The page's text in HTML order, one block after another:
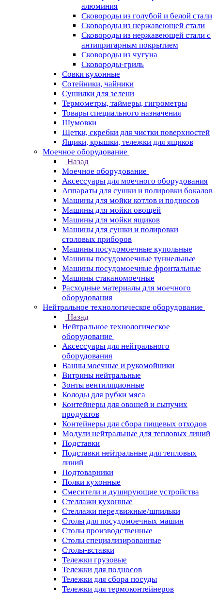
алюминия
Сковороды из голубой и белой стали
Сковороды из нержавеющей стали
Сковороды из нержавеющей стали с
антипригарным покрытием
Сковороды из чугуна
Сковороды-гриль
Совки кухонные
Сотейники, чайники
Сушилки для зелени
Термометры, таймеры, гигрометры
Товары специального назначения
Шумовки
Щетки, скребки для чистки поверхностей
Ящики, крышки, тележки для ящиков
Моечное оборудование
Назад
Моечное оборудование
Аксессуары для моечного оборудования
Аппараты для сушки и полировки бокалов
Машины для мойки котлов и подносов
Машины для мойки овощей
Машины для мойки ящиков
Машины для сушки и полировки
столовых приборов
Машины посудомоечные купольные
Машины посудомоечные туннельные
Машины посудомоечные фронтальные
Машины стаканомоечные
Расходные материалы для моечного
оборудования
Нейтральное технологическое оборудование
Назад
Нейтральное технологическое
оборудование
Аксессуары для нейтрального
оборудования
Ванны моечные и рукомойники
Витрины нейтральные
Зонты вентиляционные
Колоды для рубки мяса
Контейнеры для овощей и сыпучих
продуктов
Контейнеры для сбора пищевых отходов
Модули нейтральные для тепловых линий
Подставки
Подставки нейтральные для тепловых
линий
Подтоварники
Полки кухонные
Смесители и душирующие устройства
Стеллажи кухонные
Стеллажи передвижные/шпильки
Столы для посудомоечных машин
Столы производственные
Столы специализированные
Столы-вставки
Тележки грузовые
Тележки для подносов
Тележки для сбора посуды
Тележки для термоконтейнеров